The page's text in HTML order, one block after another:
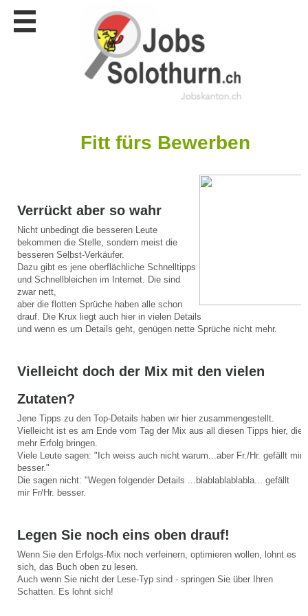
Stellen
App's
Lehrstellen
finden
Lehrstellen
gratis
inserieren
Fitt fürs Bewerben
Verrückt aber so wahr
Nicht unbedingt die besseren Leute
bekommen die Stelle, sondern meist die
besseren Selbst-Verkäufer.
Dazu gibt es jene oberflächliche Schnelltipps
und Schnellbleichen im Internet. Die sind
zwar nett,
aber die flotten Sprüche haben alle schon
drauf. Die Krux liegt auch hier in vielen Details
und wenn es um Details geht, genügen nette Sprüche nicht mehr.
Vielleicht doch der Mix mit den vielen
Zutaten?
Jene Tipps zu den Top-Details haben wir hier zusammengestellt.
Vielleicht ist es am Ende vom Tag der Mix aus all diesen Tipps hier, die
mehr Erfolg bringen.
Viele Leute sagen: "Ich weiss auch nicht warum...aber Fr./Hr. gefällt mir
besser."
Die sagen nicht: "Wegen folgender Details ...blablablablabla... gefällt
mir Fr/Hr. besser.
Legen Sie noch eins oben drauf!
Wenn Sie den Erfolgs-Mix noch verfeinern, optimieren wollen, lohnt es
sich, das Buch oben zu lesen.
Auch wenn Sie nicht der Lese-Typ sind - springen Sie über Ihren
Schatten. Es lohnt sich!